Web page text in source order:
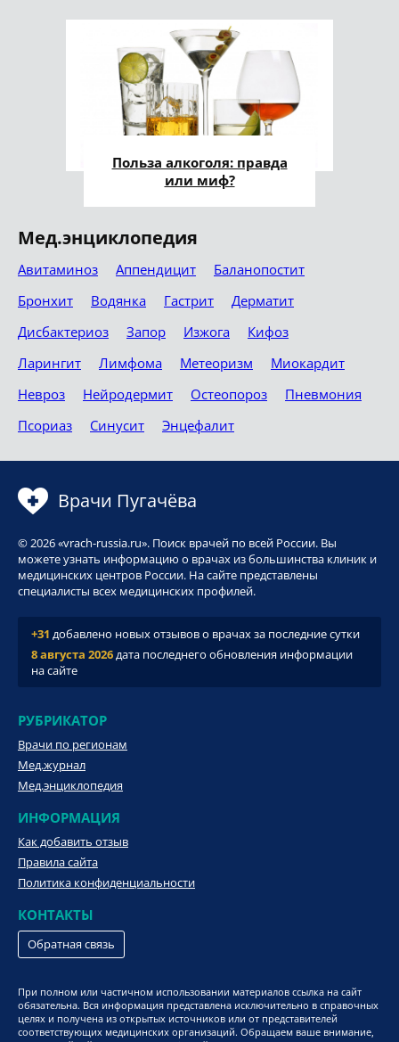
Польза алкоголя: правда
или миф?
Мед.энциклопедия
Авитаминоз Аппендицит
Баланопостит
Бронхит
Водянка Гастрит
Дерматит
Дисбактериоз
Запор Изжога
Кифоз
Ларингит
Лимфома Метеоризм
Миокардит
Невроз
Нейродермит Остеопороз
Пневмония
Псориаз
Синусит Энцефалит
Врачи Пугачёва
© 2026 «vrach-russia.ru». Поиск врачей по всей России. Вы
можете узнать информацию о врачах из большинства клиник и
медицинских центров России. На сайте представлены
специалисты всех медицинских профилей.
+31 добавлено новых отзывов о врачах за последние сутки
8 августа 2026дата последнего обновления информации
на сайте
РУБРИКАТОР
Врачи по регионам
Мед.журнал
Мед.энциклопедия
ИНФОРМАЦИЯ
Как добавить отзыв
Правила сайта
Политика конфиденциальности
КОНТАКТЫ
Обратная связь
При полном или частичном использовании материалов ссылка на сайт
обязательна. Вся информация представлена исключительно в справочных
целях и получена из открытых источников или от представителей
соответствующих медицинских организаций. Обращаем ваше внимание,